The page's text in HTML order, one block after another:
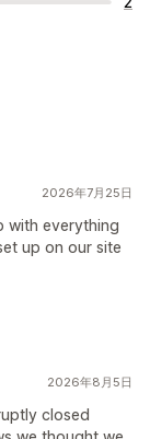
2026年7月25日
with everything
up on our site
2026年8月5日
closed